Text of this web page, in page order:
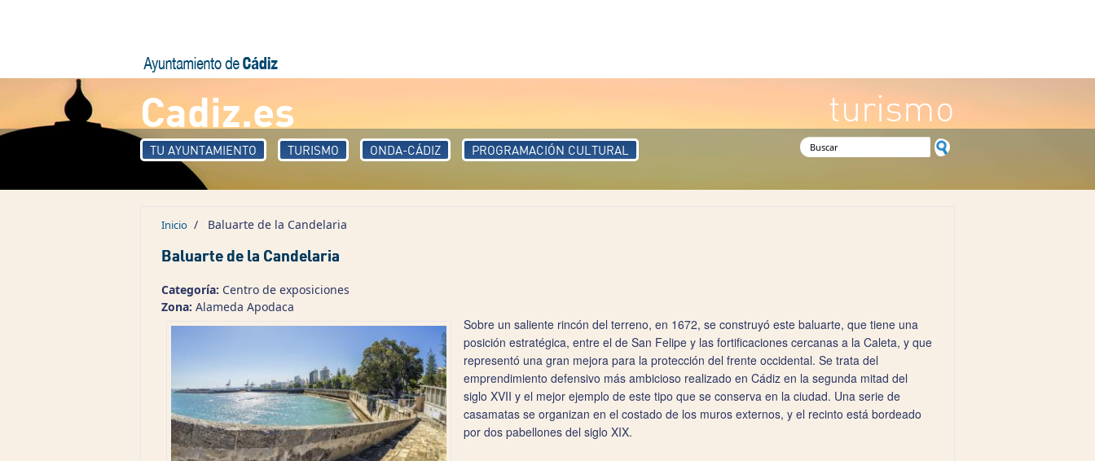
Cadiz.es turismo
TU AYUNTAMIENTO TURISMO ONDA-CÁDIZ PROGRAMACIÓN CULTURAL Formulario de búsqueda
Inicio / Baluarte de la Candelaria
Baluarte de la Candelaria
Categoría: Centro de exposiciones
Zona: Alameda Apodaca
Sobre un saliente rincón del terreno, en 1672, se construyó este baluarte, que tiene una
posición estratégica, entre el de San Felipe y las fortificaciones cercanas a la Caleta, y que
representó una gran mejora para la protección del frente occidental. Se trata del
emprendimiento defensivo más ambicioso realizado en Cádiz en la segunda mitad del
siglo XVII y el mejor ejemplo de este tipo que se conserva en la ciudad. Una serie de
casamatas se organizan en el costado de los muros externos, y el recinto está bordeado
por dos pabellones del siglo XIX.